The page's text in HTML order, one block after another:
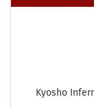
Kyosho